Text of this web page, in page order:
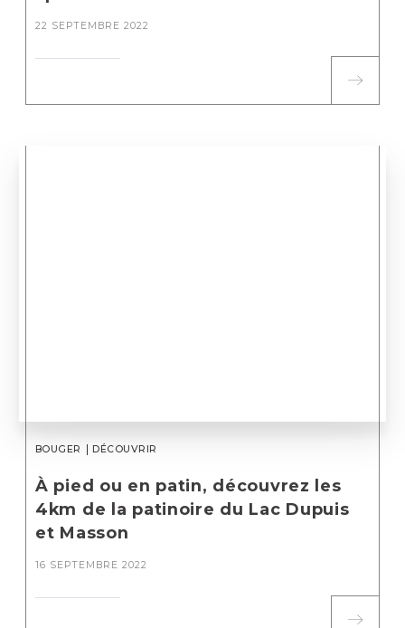
22 SEPTEMBRE 2022
BOUGER DÉCOUVRIR
À pied ou en patin, découvrez les
4km de la patinoire du Lac Dupuis
et Masson
16 SEPTEMBRE 2022